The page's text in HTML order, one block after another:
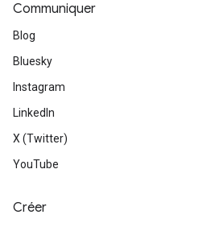
Communiquer
Blog
Bluesky
Instagram
LinkedIn
X (Twitter)
YouTube
Créer